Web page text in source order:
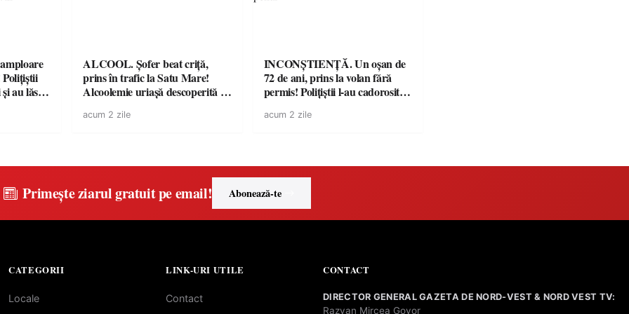
au lăsat
ALCOOL. Șofer beat criță,
prins în trafic la Satu Mare!
Alcoolemie uriașă descoperită de
acum 2 zile
INCONȘTIENȚĂ. Un oșan de
72 de ani, prins la volan fără
permis! Polițiștii l-au cadorosit
acum 2 zile
Primește ziarul gratuit pe email! Abonează-te
CATEGORII
Locale
LINK-URI UTILE
Contact
CONTACT
DIRECTOR GENERAL GAZETA DE NORD-VEST & NORD VEST TV:
Razvan Mircea Govor